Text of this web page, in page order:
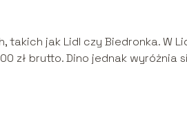
jak Lidl czy Biedronka. W
zł brutto. Dino jednak wyróżnia